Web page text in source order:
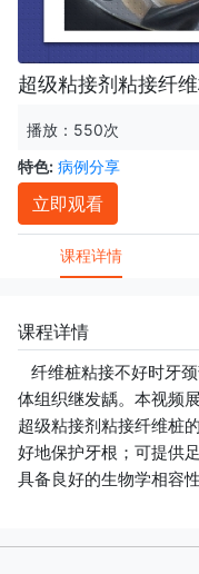
超级粘接剂粘接纤
播放：550次
特色: 病例分享
立即观看
课程详情
课程详情
纤维桩粘接不好时牙
体组织继发龋。本视频
超级粘接剂粘接纤维桩
好地保护牙根；可提供
具备良好的生物学相容